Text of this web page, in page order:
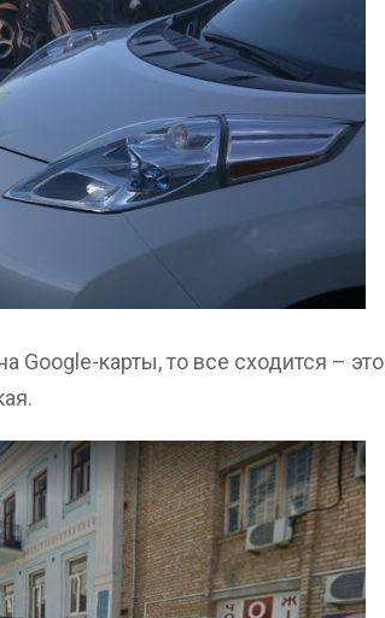
Google-карты, то все сходится – это